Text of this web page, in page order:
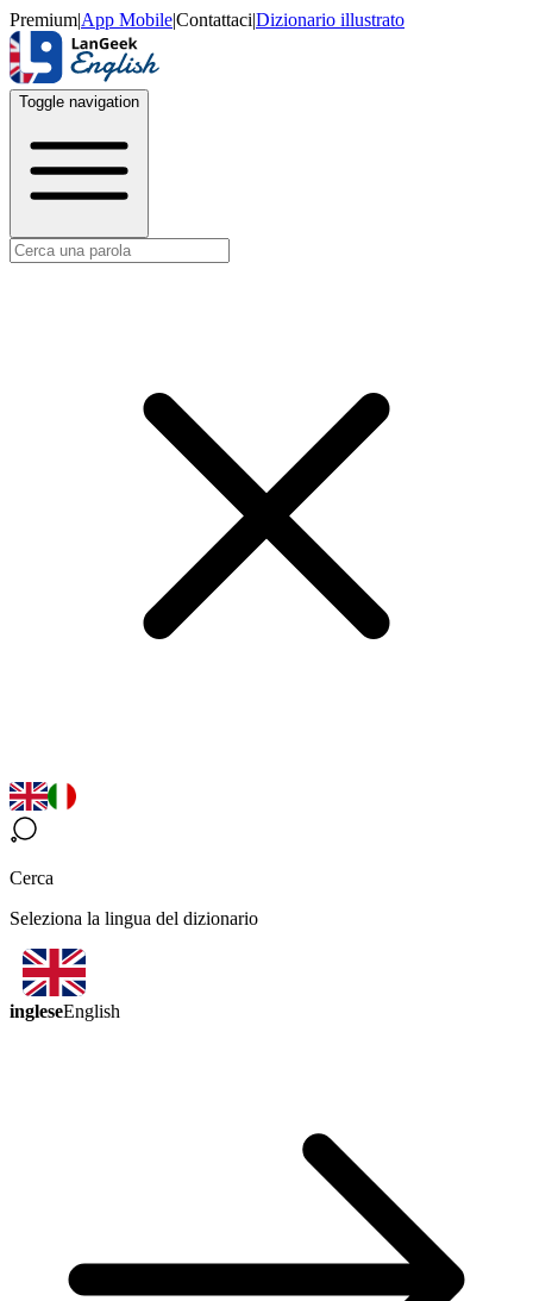
Premium|App Mobile|Contattaci|Dizionario illustrato
Toggle navigation
Cerca
Seleziona la lingua del dizionario
ingleseEnglish